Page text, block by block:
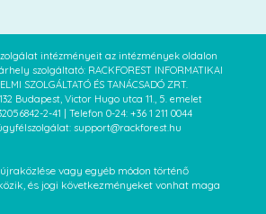
intézményeit az intézmények oldalon
szolgáltató: RACKFOREST INFORMATIKAI
SZOLGÁLTATÓ ÉS TANÁCSADÓ ZRT.
Budapest, Victor Hugo utca 11., 5. emelet
2-41 | Telefon 0-24: +36 1 211 0044
support@rackforest.hu
vagy egyéb módon történő
és jogi következményeket vonhat maga